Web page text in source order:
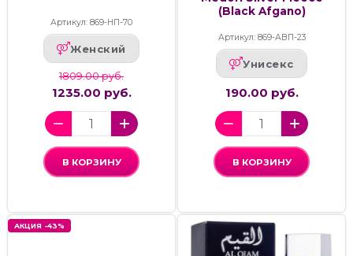
Артикул: 869-НП-70
Женский
1809.00 руб.
1235.00 руб.
В КОРЗИНУ
(Black Afgano)
Артикул: 869-АВП-23
Унисекс
190.00 руб.
В КОРЗИНУ
АКЦИЯ -43%